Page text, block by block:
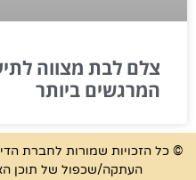
צלם לבת מצווה
המרגשים ביותר
© כל הזכויות שמורות לחברת
העתקה/שכפול של תוכן